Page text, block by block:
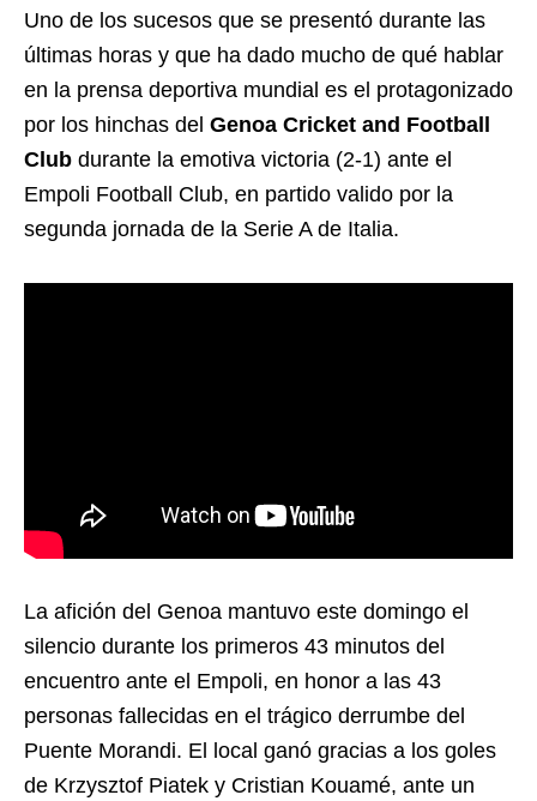
Uno de los sucesos que se presentó durante las
últimas horas y que ha dado mucho de qué hablar
en la prensa deportiva mundial es el protagonizado
por los hinchas del Genoa Cricket and Football
Club durante la emotiva victoria (2-1) ante el
Empoli Football Club, en partido valido por la
segunda jornada de la Serie A de Italia.
La afición del Genoa mantuvo este domingo el
silencio durante los primeros 43 minutos del
encuentro ante el Empoli, en honor a las 43
personas fallecidas en el trágico derrumbe del
Puente Morandi. El local ganó gracias a los goles
de Krzysztof Piatek y Cristian Kouamé, ante un